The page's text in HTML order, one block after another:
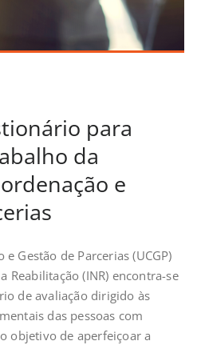
para
da
e
Gestão de Parcerias (UCGP)
Reabilitação (INR) encontra-se
de avaliação dirigido às
das pessoas com
objetivo de aperfeiçoar a